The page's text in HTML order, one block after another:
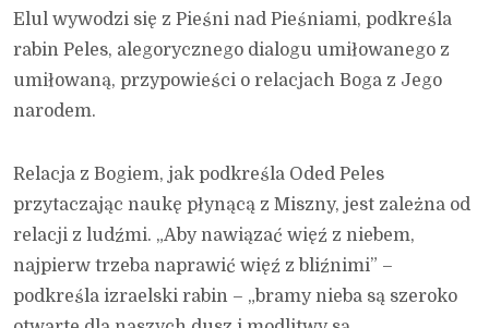
Elul wywodzi się z Pieśni nad Pieśniami, podkreśla
rabin Peles, alegorycznego dialogu umiłowanego z
umiłowaną, przypowieści o relacjach Boga z Jego
narodem.
Relacja z Bogiem, jak podkreśla Oded Peles
przytaczając naukę płynącą z Miszny, jest zależna od
relacji z ludźmi. „Aby nawiązać więź z niebem,
najpierw trzeba naprawić więź z bliźnimi” –
podkreśla izraelski rabin – „bramy nieba są szeroko